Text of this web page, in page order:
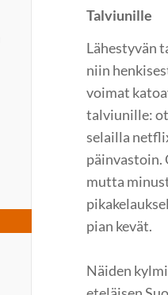
Talviunille
Lähestyvän
niin
voimat
talviunille:
selailla
päinvastoin.
mutta
pian kevät.
Näiden